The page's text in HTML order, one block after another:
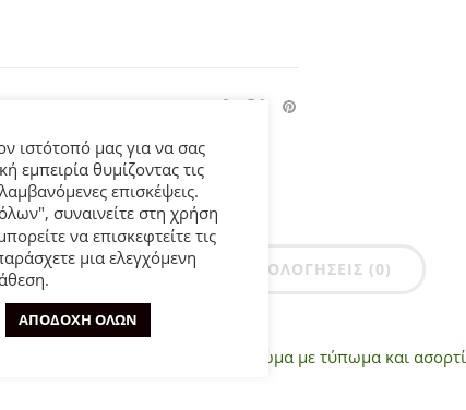
ΕΤΑΙΡΊΑ ΑΞΙΟΛΟΓΉΣΕΙΣ (0)
16 ετών. Μπλούζα σε βεραμάν χρώμα με τύπωμα και ασορτί
ιστότοπό μας για να σας
εμπειρία θυμίζοντας τις
επισκέψεις.
συναινείτε στη χρήση
να επισκεφτείτε τις
μια ελεγχόμενη
ΑΠΟΔΟΧΗ ΟΛΩΝ